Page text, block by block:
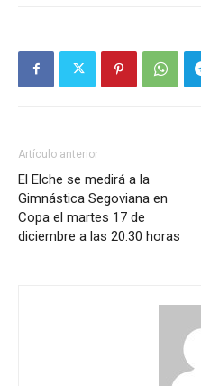
Artículo anterior
El Elche se medirá a la
Gimnástica Segoviana en
Copa el martes 17 de
diciembre a las 20:30 horas